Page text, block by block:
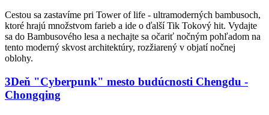
Cestou sa zastavíme pri Tower of life - ultramoderných bambusoch,
ktoré hrajú množstvom farieb a ide o ďalší Tik Tokový hit. Vydajte
sa do Bambusového lesa a nechajte sa očariť nočným pohľadom na
tento moderný skvost architektúry, rozžiarený v objatí nočnej
oblohy.
3Deň "Cyberpunk" mesto budúcnosti Chengdu -
Chongqing